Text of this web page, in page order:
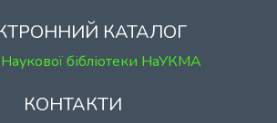
КАТАЛОГ
бібліотеки НаУКМА
КОНТАКТИ